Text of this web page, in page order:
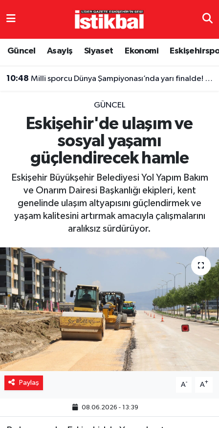
Güncel Asayiş Siyaset Ekonomi
10:48 Milli sporcu Dünya Şampiyonası’nda yarı finalde! Eskişehir'i gururlandırdı
GÜNCEL
Eskişehir'de ulaşım ve
sosyal yaşamı
güçlendirecek hamle
Eskişehir Büyükşehir Belediyesi Yol Yapım Bakım
ve Onarım Dairesi Başkanlığı ekipleri, kent
genelinde ulaşım altyapısını güçlendirmek ve
yaşam kalitesini artırmak amacıyla çalışmalarını
aralıksız sürdürüyor.
Paylaş A- A+
08.06.2026 - 13:39
Eskişehirspor
Eğitim
Ekonomi
Sağlık
Resmi ilanlar
Eskişehir Nöbetçi Eczaneler
TFF 3.Lig 4.Grup Puan Durumu ve Fikstür
Tüm Manşetler
Son Dakika Haberleri
Haber Arşivi